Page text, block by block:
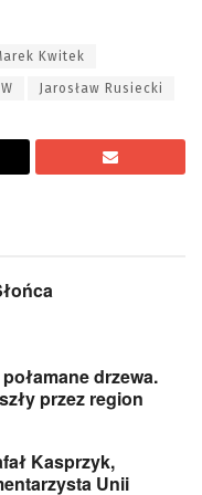
Kwitek
Jarosław Rusiecki
drzewa.
przez region
Kasprzyk,
Unii